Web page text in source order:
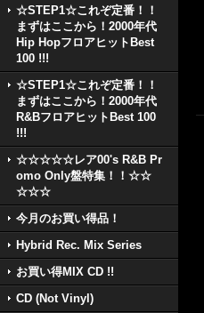
☆STEP1☆これぞ定番！！
まずはここから！2000年代
Hip HopフロアヒットBest
100 !!!
☆STEP1☆これぞ定番！！
まずはここから！2000年代
R&BフロアヒットBest 100
!!!
☆☆☆☆☆レア00's R&B Pr
omo Only盤特集！！☆☆
☆☆☆
今月のお買い得品！
Hybrid Rec. Mix Series
お買い得MIX CD !!
CD (Not Vinyl)